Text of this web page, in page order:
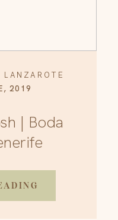
2019
| Boda